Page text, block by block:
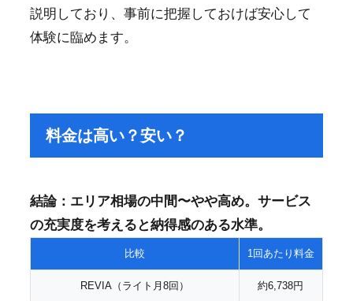
説明しており、事前に把握しておけば安心して
体験に臨めます。
料金は高い？安い？
結論：エリア相場の中間〜やや高め。サービス
の充実度を考えると納得感のある水準。
比較 1回あたり料金
REVIA（ライト月8回） 約6,738円